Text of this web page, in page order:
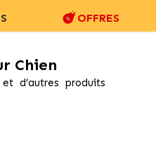
OFFRES
Chien
d’autres produits